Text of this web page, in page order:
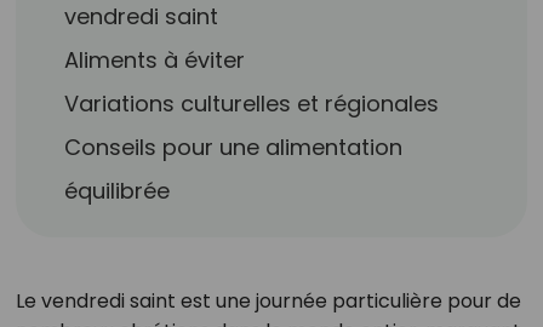
vendredi saint
Aliments à éviter
Variations culturelles et régionales
Conseils pour une alimentation
équilibrée
Le vendredi saint est une journée particulière pour de